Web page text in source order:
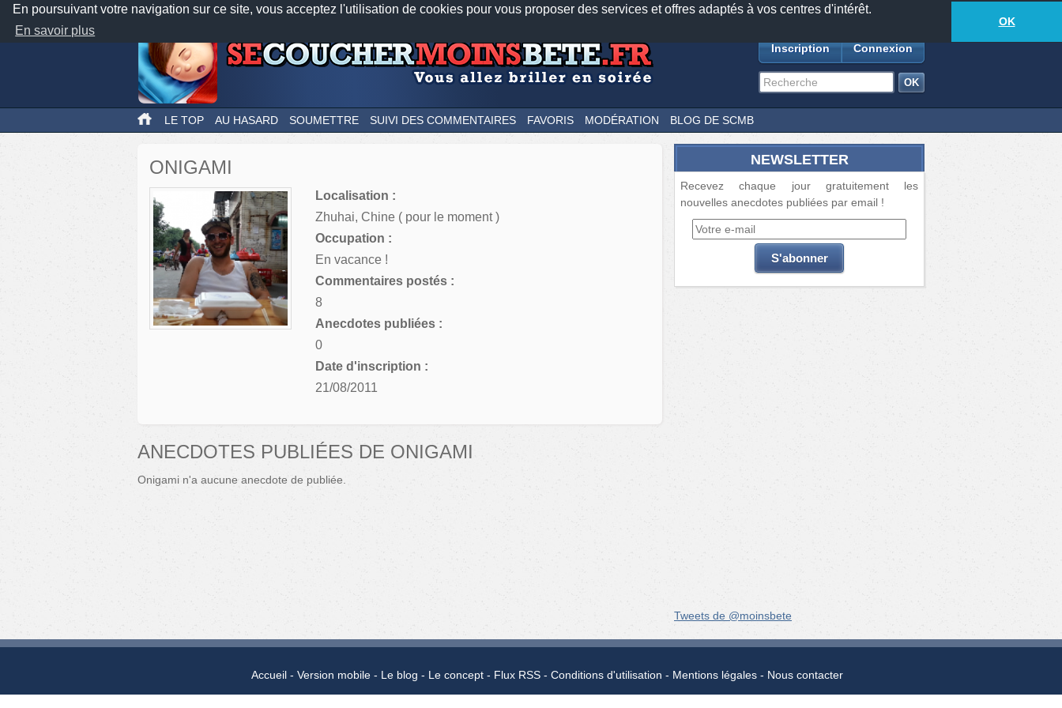
En poursuivant votre navigation sur ce site, vous acceptez l'utilisation de cookies pour vous proposer des services et offres adaptés à vos centres d'intérêt.
En savoir plus
OK
Nos applications mobiles Newsletter Facebook
TwitterFeeds18877anecdotes-610lecteurs connectés
Inscription Connexion
LE TOP AU HASARD SOUMETTRE SUIVI DES COMMENTAIRES FAVORIS MODÉRATION BLOG DE SCMB
ONIGAMI
Localisation :
Zhuhai, Chine ( pour le moment )
Occupation :
En vacance !
Commentaires postés :
8
Anecdotes publiées :
0
Date d'inscription :
21/08/2011
ANECDOTES PUBLIÉES DE ONIGAMI
Onigami n'a aucune anecdote de publiée.
NEWSLETTER
Recevez chaque jour gratuitement les
nouvelles anecdotes publiées par email !
Tweets de @moinsbete
Accueil Version mobile Le blog Le concept Flux RSS Conditions d'utilisation Mentions légales Nous contacter